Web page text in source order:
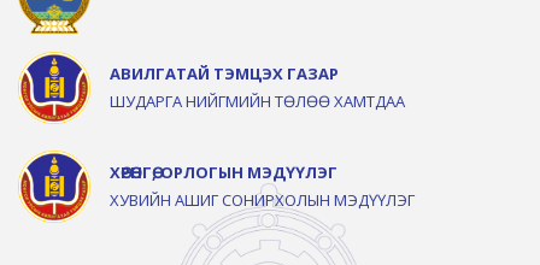
АВИЛГАТАЙ ТЭМЦЭХ ГАЗАР
ШУДАРГА НИЙГМИЙН ТӨЛӨӨ ХАМТДАА
ХӨРӨНГӨ, ОРЛОГЫН МЭДҮҮЛЭГ
ХУВИЙН АШИГ СОНИРХОЛЫН МЭДҮҮЛЭГ